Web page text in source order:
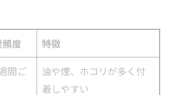
度
特徴
間ご
油や煙、ホコリが多く付
着しやすい